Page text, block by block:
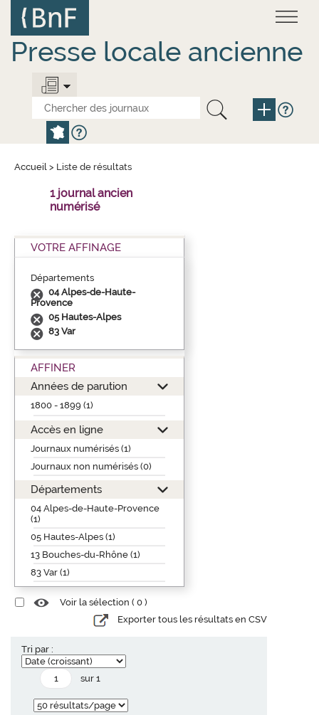
contenu
principal
Presse locale ancienne
Accueil > Liste de résultats
1 journal ancien
numérisé
VOTRE AFFINAGE
Départements
04 Alpes-de-Haute-
Provence
05 Hautes-Alpes
83 Var
AFFINER
Années de parution
1800 - 1899 (1)
Accès en ligne
Journaux numérisés (1)
Journaux non numérisés (0)
Départements
04 Alpes-de-Haute-Provence
(1)
05 Hautes-Alpes (1)
13 Bouches-du-Rhône (1)
83 Var (1)
Voir la sélection ( 0 )
Exporter tous les résultats en CSV
Tri par :
sur 1
Panneau de gestion des cookies